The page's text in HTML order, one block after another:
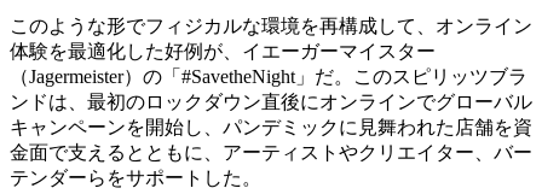
このような形でフィジカルな環境を再構成して、オンライン
体験を最適化した好例が、イエーガーマイスター
（Jagermeister）の「#SavetheNight」だ。このスピリッツブラ
ンドは、最初のロックダウン直後にオンラインでグローバル
キャンペーンを開始し、パンデミックに見舞われた店舗を資
金面で支えるとともに、アーティストやクリエイター、バー
テンダーらをサポートした。